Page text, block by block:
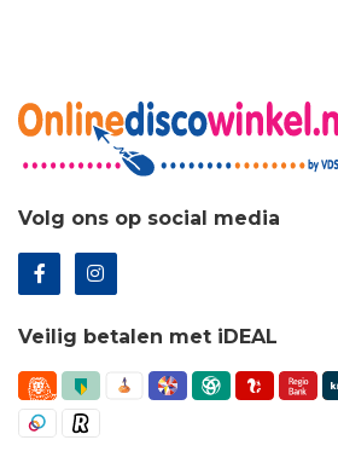
Volg ons op social media
Veilig betalen met iDEAL